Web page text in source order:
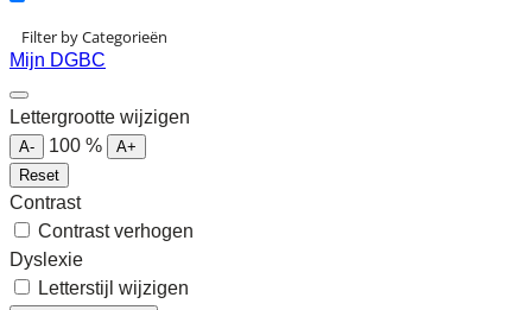
Filter by Categorieën
Mijn DGBC
Lettergrootte wijzigen
A- 100 %
A+
Reset
Contrast
Contrast verhogen
Dyslexie
Letterstijl wijzigen